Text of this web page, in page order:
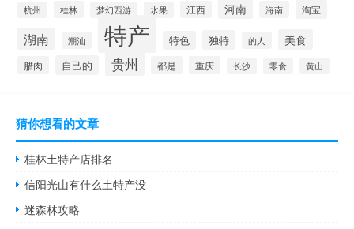
杭州 桂林 梦幻西游 水果 江西 河南 海南 淘宝
湖南 潮汕 特产 特色 独特 的人 美食
腊肉 自己的 贵州 都是 重庆 长沙 零食 黄山
猜你想看的文章
桂林土特产店排名
信阳光山有什么土特产没
迷森林攻略